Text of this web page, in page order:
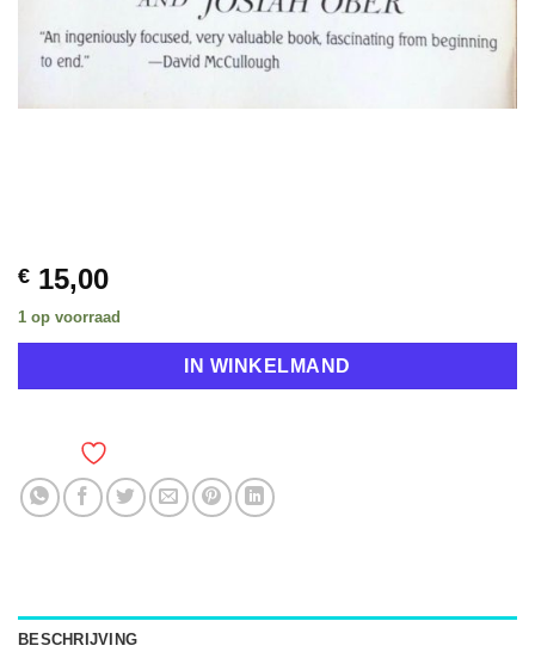
€ 15,00
1 op voorraad
IN WINKELMAND
BESCHRIJVING